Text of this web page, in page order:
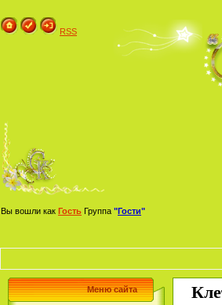
RSS
Вы вошли как Гость Группа "Гости"
Меню сайта